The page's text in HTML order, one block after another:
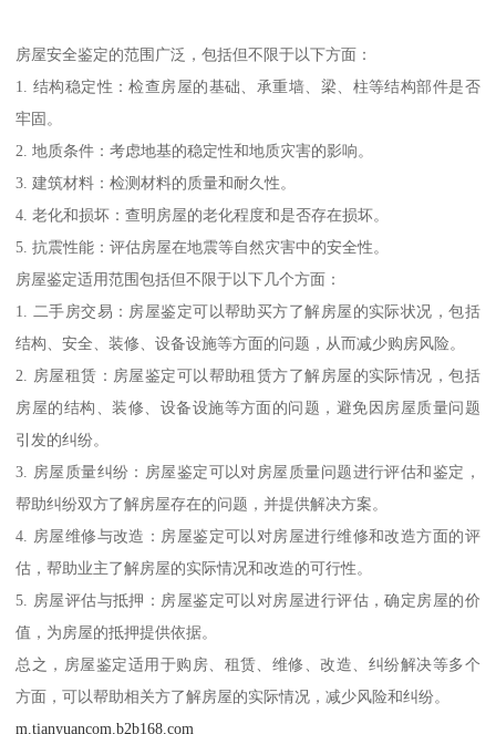
房屋安全鉴定的范围广泛，包括但不限于以下方面：
1. 结构稳定性：检查房屋的基础、承重墙、梁、柱等结构部件是否
牢固。
2. 地质条件：考虑地基的稳定性和地质灾害的影响。
3. 建筑材料：检测材料的质量和耐久性。
4. 老化和损坏：查明房屋的老化程度和是否存在损坏。
5. 抗震性能：评估房屋在地震等自然灾害中的安全性。
房屋鉴定适用范围包括但不限于以下几个方面：
1. 二手房交易：房屋鉴定可以帮助买方了解房屋的实际状况，包括
结构、安全、装修、设备设施等方面的问题，从而减少购房风险。
2. 房屋租赁：房屋鉴定可以帮助租赁方了解房屋的实际情况，包括
房屋的结构、装修、设备设施等方面的问题，避免因房屋质量问题
引发的纠纷。
3. 房屋质量纠纷：房屋鉴定可以对房屋质量问题进行评估和鉴定，
帮助纠纷双方了解房屋存在的问题，并提供解决方案。
4. 房屋维修与改造：房屋鉴定可以对房屋进行维修和改造方面的评
估，帮助业主了解房屋的实际情况和改造的可行性。
5. 房屋评估与抵押：房屋鉴定可以对房屋进行评估，确定房屋的价
值，为房屋的抵押提供依据。
总之，房屋鉴定适用于购房、租赁、维修、改造、纠纷解决等多个
方面，可以帮助相关方了解房屋的实际情况，减少风险和纠纷。
m.tianyuancom.b2b168.com